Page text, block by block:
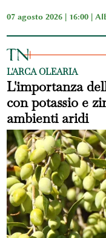
07 agosto 2026 | 16:00 |
L'ARCA OLEARIA
L'importanza
con potassio e
ambienti aridi